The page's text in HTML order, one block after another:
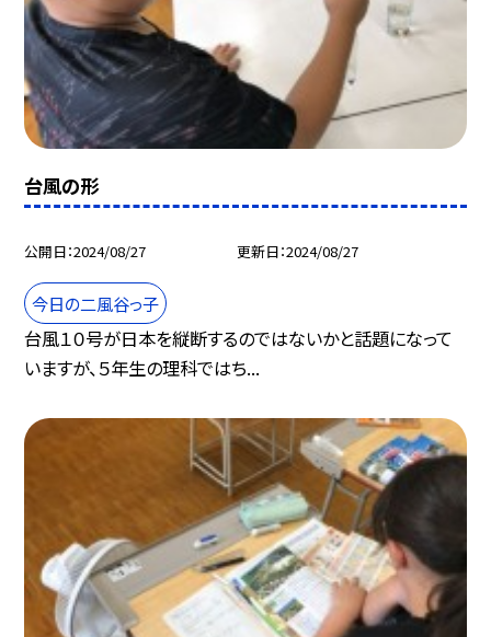
台風の形
公開日 2024/08/27 更新日 2024/08/27
今日の二風谷っ子
台風１０号が日本を縦断するのではないかと話題になって
いますが、５年生の理科ではち...